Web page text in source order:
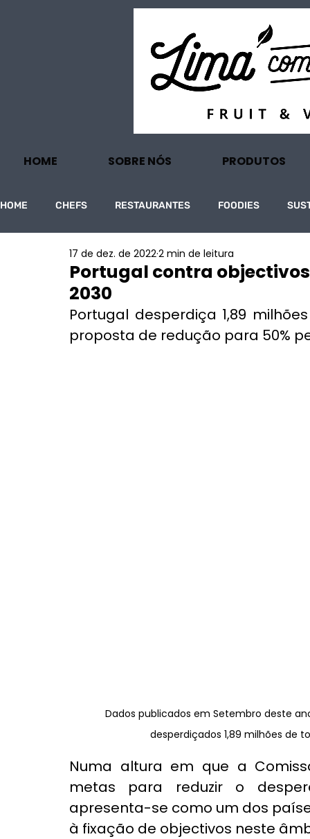
HOME SOBRE NÓS PRODUTOS
HOME CHEFS RESTAURANTES FOODIES
PROJECTOS TURISMO ECONOMIA
Portugal contra
2030
17 de dez. de 20222 min de leitura
Portugal desperdiça 1,89
proposta de redução para 50%
Dados publicados em Setembro deste
desperdiçados 1,89 milhões de
Numa altura em que a
metas para reduzir o
apresenta-se como um dos
à fixação de objectivos neste